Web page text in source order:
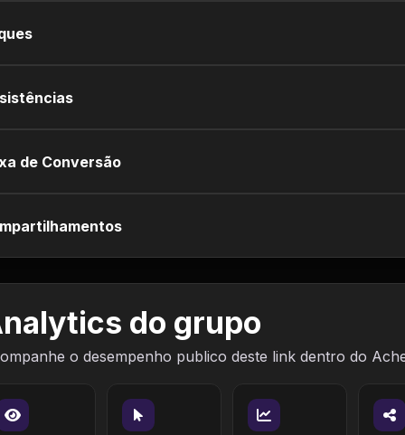
de Conversão
do grupo
o desempenho publico deste link dentro do